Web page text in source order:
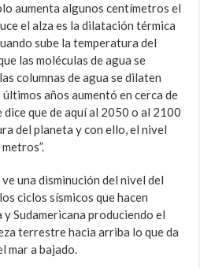
aumenta algunos centímetros el
el alza es la dilatación térmica
sube la temperatura del
las moléculas de agua se
columnas de agua se dilaten
años aumentó en cerca de
que de aquí al 2050 o al 2100
del planeta y con ello, el nivel
una disminución del nivel del
ciclos sísmicos que hacen
y Sudamericana produciendo el
terrestre hacia arriba lo que da
mar a bajado.